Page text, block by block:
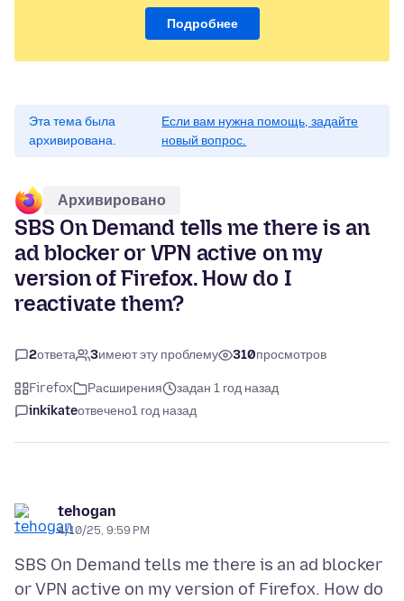
Подробнее
Эта тема была
архивирована.
Если вам нужна помощь, задайте
новый вопрос.
Архивировано
SBS On Demand tells me there is an
ad blocker or VPN active on my
version of Firefox. How do I
reactivate them?
2ответа 3имеют эту проблему 310просмотров
Firefox Расширения
задан 1 год назад
inkikateотвечено1 год назад
tehogan
4/10/25, 9:59 PM
SBS On Demand tells me there is an ad blocker
or VPN active on my version of Firefox. How do